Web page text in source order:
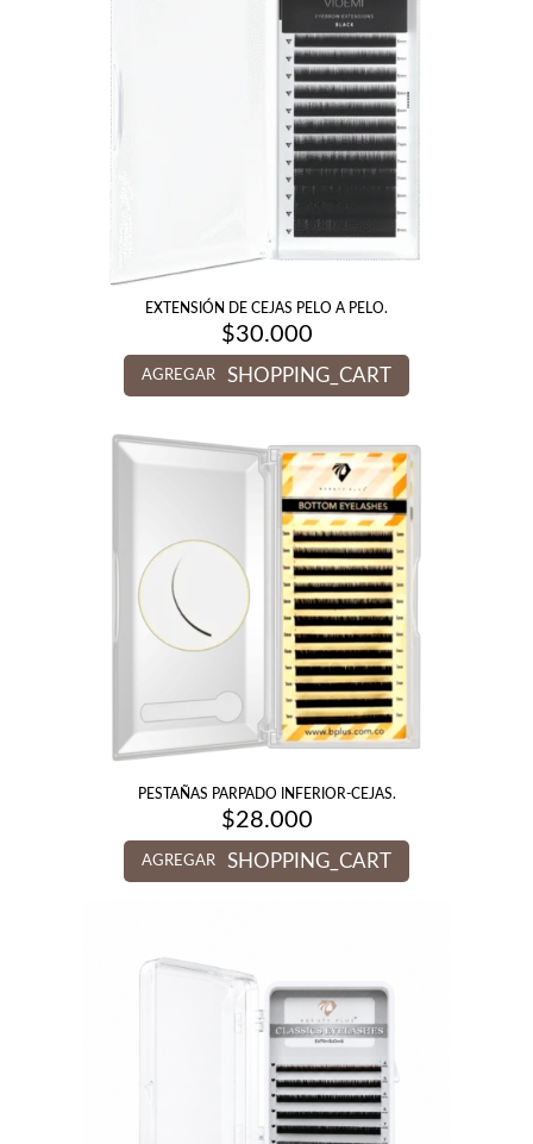
EXTENSIÓN DE CEJAS PELO A PELO.
$30.000
AGREGAR SHOPPING_CART
PESTAÑAS PARPADO INFERIOR-CEJAS.
$28.000
AGREGAR SHOPPING_CART